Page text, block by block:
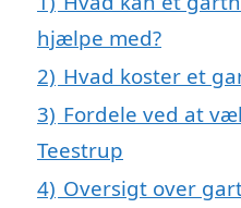
hjælpe med?
2) Hvad koster et
3) Fordele ved at
Teestrup
4) Oversigt over